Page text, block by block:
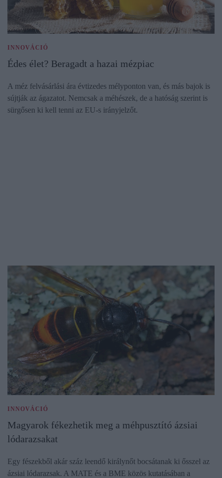
INNOVÁCIÓ
Édes élet? Beragadt a hazai mézpiac
A méz felvásárlási ára évtizedes mélyponton van, és más bajok is
sújtják az ágazatot. Nemcsak a méhészek, de a hatóság szerint is
sürgősen ki kell tenni az EU-s irányjelzőt.
INNOVÁCIÓ
Magyarok fékezhetik meg a méhpusztító ázsiai
lódarazsakat
Egy fészekből akár száz leendő királynőt bocsátanak ki ősszel az
ázsiai lódarazsak. A MATE és a BME közös kutatásában a